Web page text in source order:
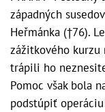
západných
Heřmánka (†76).
zážitkového
trápili ho
Pomoc však bola
podstúpiť